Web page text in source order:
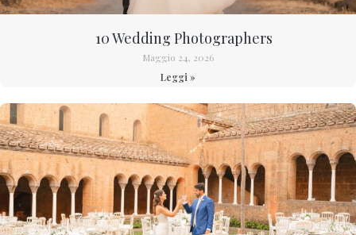
10 Wedding Photographers
Maggio 24, 2026
Leggi »